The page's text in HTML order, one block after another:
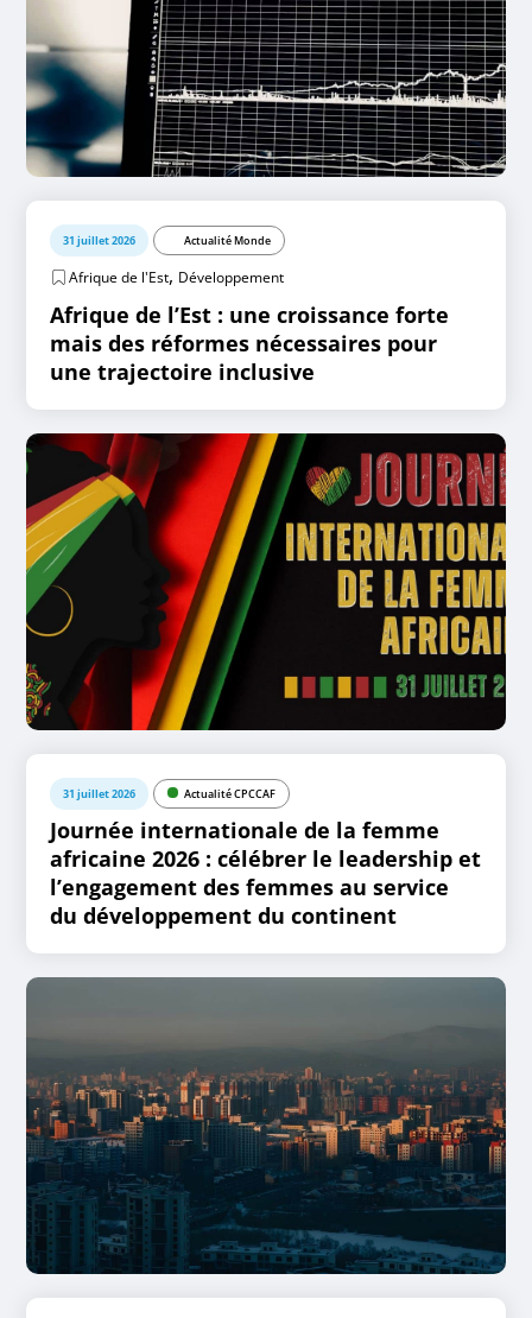
31 juillet 2026 Actualité Monde
Afrique de l'Est, Développement
Afrique de l’Est : une croissance forte
mais des réformes nécessaires pour
une trajectoire inclusive
31 juillet 2026 Actualité CPCCAF
Journée internationale de la femme
africaine 2026 : célébrer le leadership et
l’engagement des femmes au service
du développement du continent